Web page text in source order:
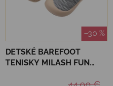
–30 %
DETSKÉ BAREFOOT
TENISKY MILASH FUN